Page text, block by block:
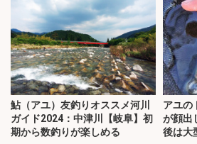
鮎（アユ）友釣りオススメ河川
ガイド2024：中津川【岐阜】初
期から数釣りが楽しめる
アユの
が顔出
後は大